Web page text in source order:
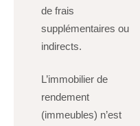
de frais
supplémentaires ou
indirects.
L’immobilier de
rendement
(immeubles) n’est